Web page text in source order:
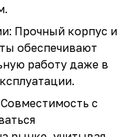
Прочный корпус и
обеспечивают
работу даже в
с